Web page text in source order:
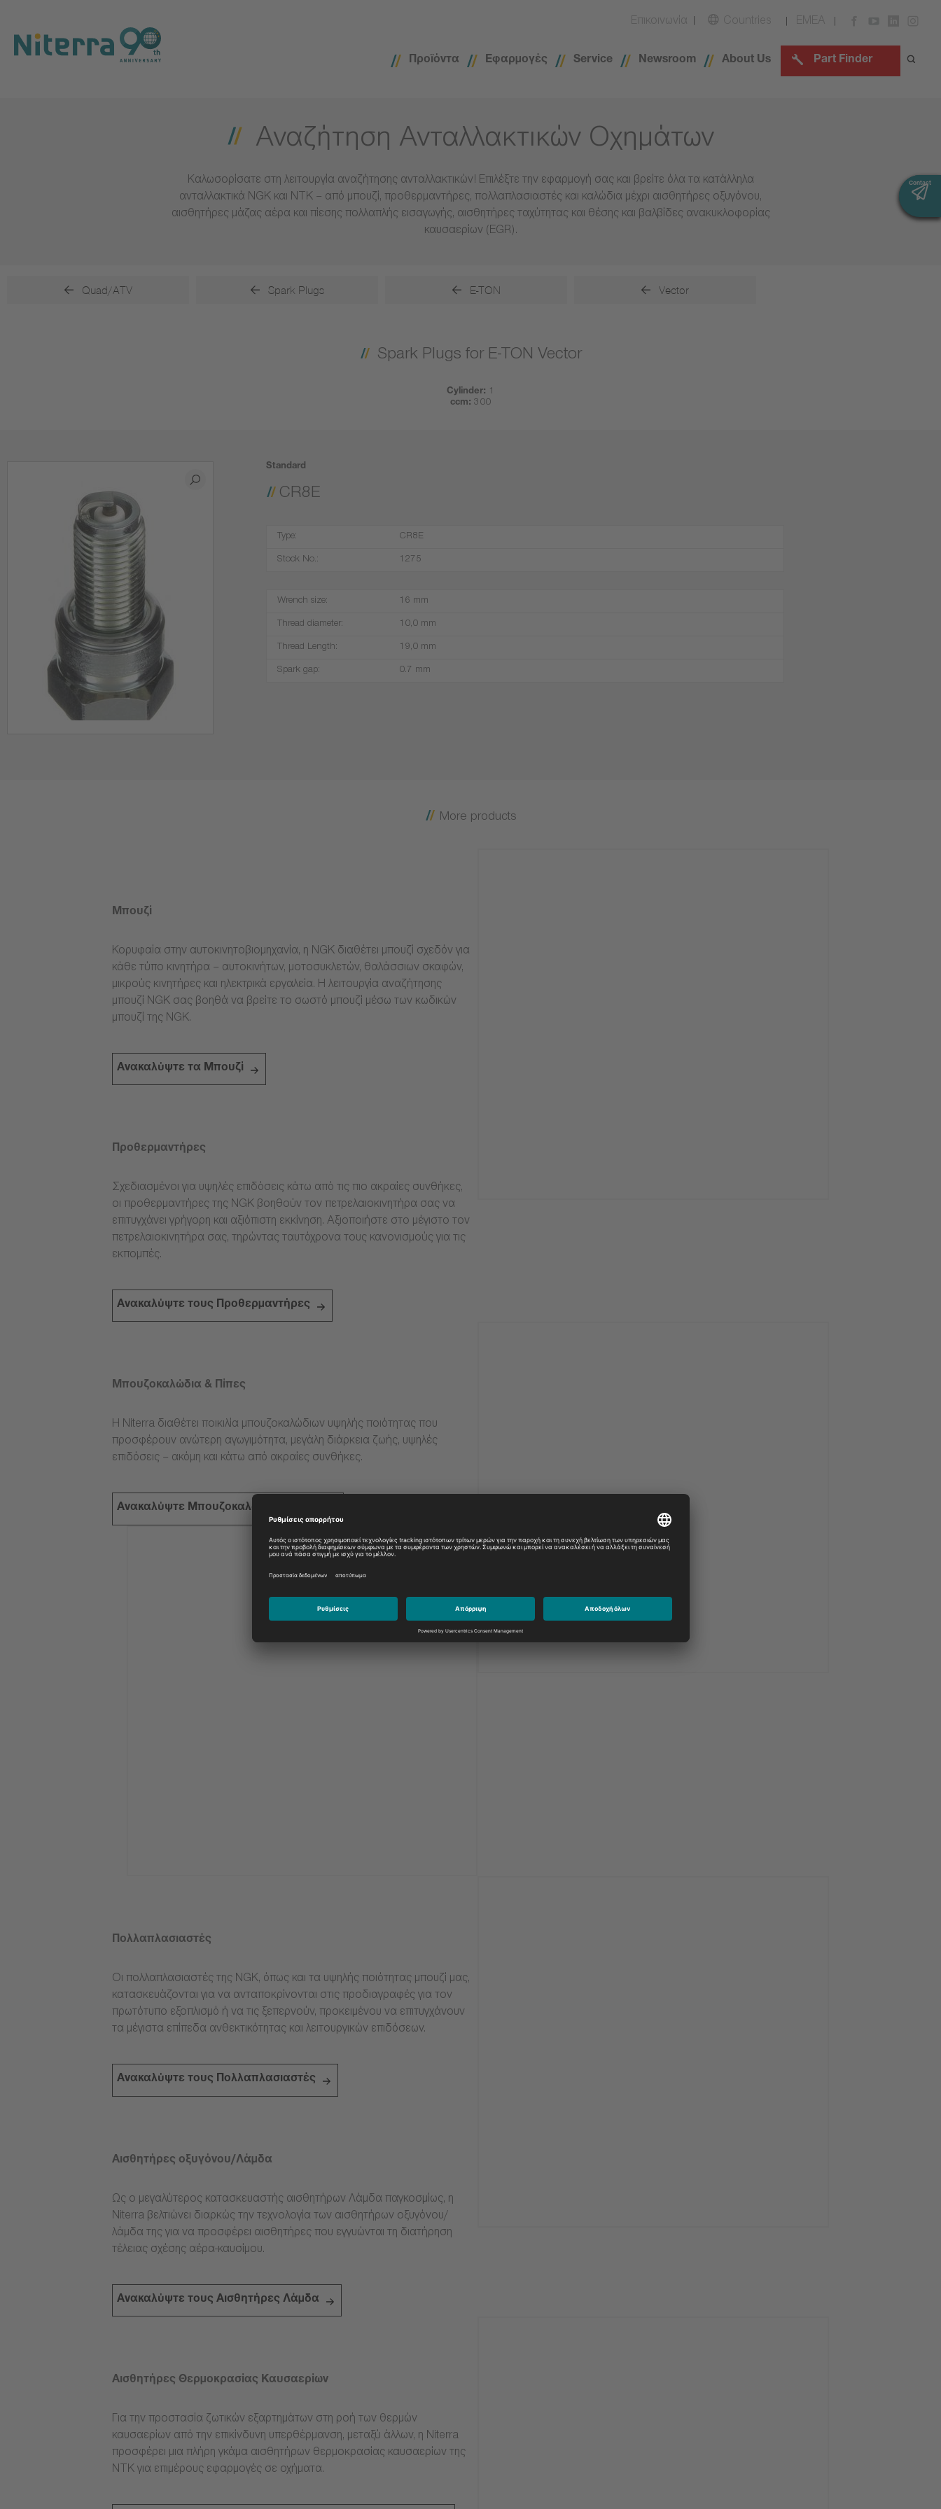
main
navigation
main
content
footer
Επικοινωνία Countries EMEA
Προϊόντα Εφαρμογές Service Newsroom About Us Part Finder
Αναζήτηση Ανταλλακτικών Οχημάτων
Καλωσορίσατε στη λειτουργία αναζήτησης ανταλλακτικών! Επιλέξτε την εφαρμογή σας και βρείτε όλα τα κατάλληλα
ανταλλακτικά NGK και NTK – από μπουζί, προθερμαντήρες, πολλαπλασιαστές και καλώδια μέχρι αισθητήρες οξυγόνου,
αισθητήρες μάζας αέρα και πίεσης πολλαπλής εισαγωγής, αισθητήρες ταχύτητας και θέσης και βαλβίδες ανακυκλοφορίας
καυσαερίων (EGR).
Quad/ATV Spark Plugs E-TON Vector
Spark Plugs for E-TON Vector
Cylinder: 1
ccm: 300
Standard
CR8E
Type: CR8E
Stock No.: 1275
Wrench size: 16 mm
Thread diameter: 10,0 mm
Thread Length: 19,0 mm
Spark gap: 0.7 mm
More products
Μπουζί
Κορυφαία στην αυτοκινητοβιομηχανία, η NGK διαθέτει μπουζί σχεδόν για
κάθε τύπο κινητήρα – αυτοκινήτων, μοτοσυκλετών, θαλάσσιων σκαφών,
μικρούς κινητήρες και ηλεκτρικά εργαλεία. Η λειτουργία αναζήτησης
μπουζί NGK σας βοηθά να βρείτε το σωστό μπουζί μέσω των κωδικών
μπουζί της NGK.
Ανακαλύψτε τα Μπουζί
Προθερμαντήρες
Σχεδιασμένοι για υψηλές επιδόσεις κάτω από τις πιο ακραίες συνθήκες,
οι προθερμαντήρες της NGK βοηθούν τον πετρελαιοκινητήρα σας να
επιτυγχάνει γρήγορη και αξιόπιστη εκκίνηση. Αξιοποιήστε στο μέγιστο τον
πετρελαιοκινητήρα σας, τηρώντας ταυτόχρονα τους κανονισμούς για τις
εκπομπές.
Ανακαλύψτε τους Προθερμαντήρες
Μπουζοκαλώδια & Πίπες
Η Niterra διαθέτει ποικιλία μπουζοκαλώδιων υψηλής ποιότητας που
προσφέρουν ανώτερη αγωγιμότητα, μεγάλη διάρκεια ζωής, υψηλές
επιδόσεις – ακόμη και κάτω από ακραίες συνθήκες.
Ανακαλύψτε Μπουζοκαλώδια & Πίπες
Πολλαπλασιαστές
Οι πολλαπλασιαστές της NGK, όπως και τα υψηλής ποιότητας μπουζί μας,
κατασκευάζονται για να ανταποκρίνονται στις προδιαγραφές για τον
πρωτότυπο εξοπλισμό ή να τις ξεπερνούν, προκειμένου να επιτυγχάνουν
τα μέγιστα επίπεδα ανθεκτικότητας και λειτουργικών επιδόσεων.
Ανακαλύψτε τους Πολλαπλασιαστές
Αισθητήρες οξυγόνου/Λάμδα
Ως ο μεγαλύτερος κατασκευαστής αισθητήρων Λάμδα παγκοσμίως, η
Niterra βελτιώνει διαρκώς την τεχνολογία των αισθητήρων οξυγόνου/
λάμδα της για να προσφέρει αισθητήρες που εγγυώνται τη διατήρηση
τέλειας σχέσης αέρα-καυσίμου.
Ανακαλύψτε τους Αισθητήρες Λάμδα
Αισθητήρες Θερμοκρασίας Καυσαερίων
Για την προστασία ζωτικών εξαρτημάτων στη ροή των θερμών
καυσαερίων από την επικίνδυνη υπερθέρμανση, μεταξύ άλλων, η Niterra
προσφέρει μια πλήρη γκάμα αισθητήρων θερμοκρασίας καυσαερίων της
NTK για επιμέρους εφαρμογές σε οχήματα.
Contact
Contact